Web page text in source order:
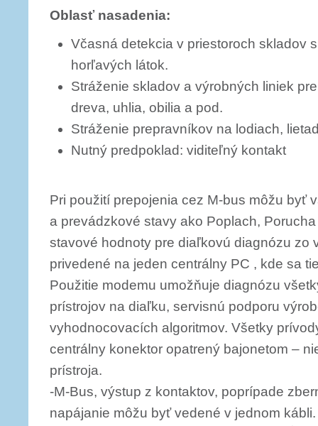
Oblasť nasadenia:
Včasná detekcia v priestoroch skladov
horľavých látok.
Stráženie skladov a výrobných liniek
dreva, uhlia, obilia a pod.
Stráženie prepravníkov na lodiach,
Nutný predpoklad: viditeľný kontakt
Pri použití prepojenia cez M-bus môžu byť
a prevádzkové stavy ako Poplach,
stavové hodnoty pre diaľkovú diagnózu zo
privedené na jeden centrálny PC , kde sa
Použitie modemu umožňuje diagnózu
prístrojov na diaľku, servisnú podporu
vyhodnocovacích algoritmov. Všetky
centrálny konektor opatrený bajonetom –
prístroja.
-M-Bus, výstup z kontaktov, poprípade
napájanie môžu byť vedené v jednom kábli.